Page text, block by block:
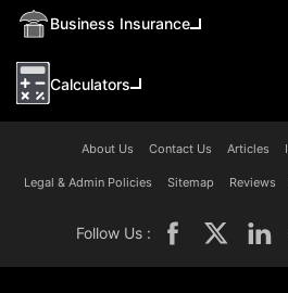
Business Insurance
Calculators
About Us Contact Us Articles
Legal & Admin Policies Sitemap Reviews
Follow Us :